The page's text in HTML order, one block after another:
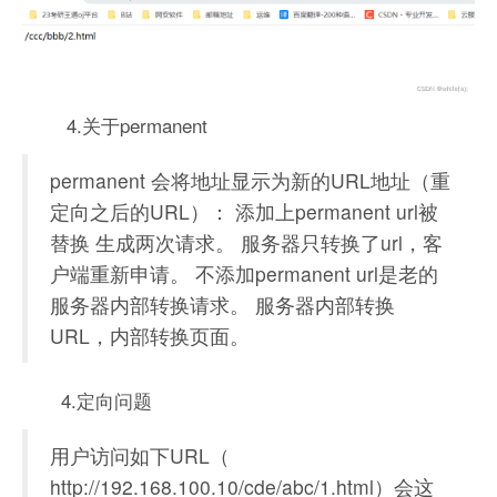
4.关于permanent
permanent 会将地址显示为新的URL地址（重
定向之后的URL）： 添加上permanent url被
替换 生成两次请求。 服务器只转换了url，客
户端重新申请。 不添加permanent url是老的
服务器内部转换请求。 服务器内部转换
URL，内部转换页面。
4.定向问题
用户访问如下URL（
http://192.168.100.10/cde/abc/1.html）会这